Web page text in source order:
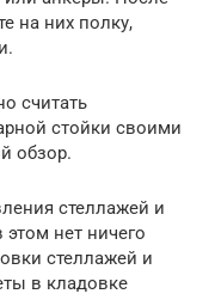
на них полку,
считать
стойки своими
обзор.
стеллажей и
нет ничего
стеллажей и
в кладовке